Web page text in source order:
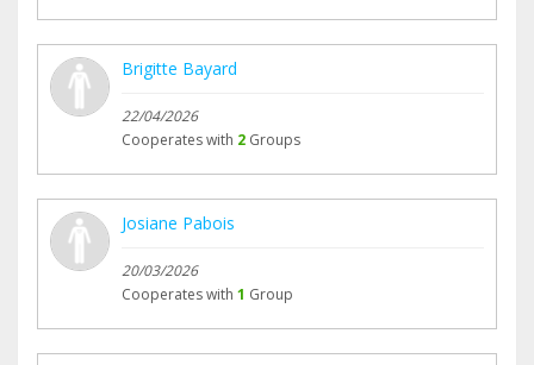
Brigitte Bayard
22/04/2026
Cooperates with 2 Groups
Josiane Pabois
20/03/2026
Cooperates with 1 Group